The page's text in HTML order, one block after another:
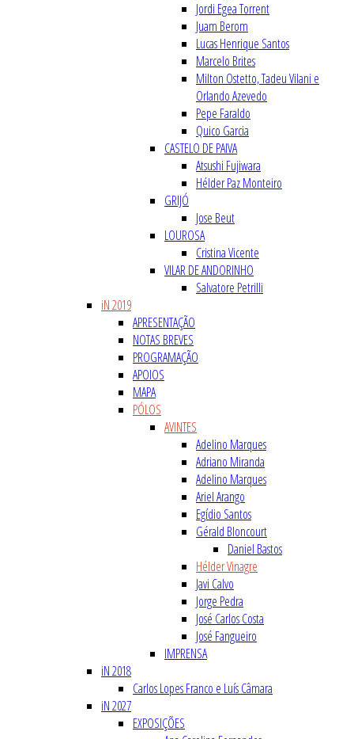
Jordi Egea Torrent
Juam Berom
Lucas Henrique Santos
Marcelo Brites
Milton Ostetto, Tadeu Vilani e
Orlando Azevedo
Pepe Faraldo
Quico Garcia
CASTELO DE PAIVA
Atsushi Fujiwara
Hélder Paz Monteiro
GRIJÓ
Jose Beut
LOUROSA
Cristina Vicente
VILAR DE ANDORINHO
Salvatore Petrilli
iN 2019
APRESENTAÇÃO
NOTAS BREVES
PROGRAMAÇÃO
APOIOS
MAPA
PÓLOS
AVINTES
Adelino Marques
Adriano Miranda
Adelino Marques
Ariel Arango
Egídio Santos
Gérald Bloncourt
Daniel Bastos
Hélder Vinagre
Javi Calvo
Jorge Pedra
José Carlos Costa
José Fangueiro
IMPRENSA
iN 2018
Carlos Lopes Franco e Luís Câmara
iN 2027
EXPOSIÇÕES